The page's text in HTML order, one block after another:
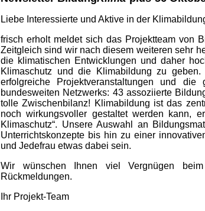
Liebe Interessierte und Aktive in der
frisch erholt meldet sich das Projektteam von
Zeitgleich sind wir nach diesem weiteren sehr
die klimatischen Entwicklungen und daher
Klimaschutz und die Klimabildung zu
erfolgreiche Projektveranstaltungen und
bundesweiten Netzwerks: 43 assoziierte
tolle Zwischenbilanz! Klimabildung ist das
noch wirkungsvoller gestaltet werden kann,
Klimaschutz“. Unsere Auswahl an
Unterrichtskonzepte bis hin zu einer
und Jedefrau etwas dabei sein.
Wir wünschen Ihnen viel Vergnügen
Rückmeldungen.
Ihr Projekt-Team